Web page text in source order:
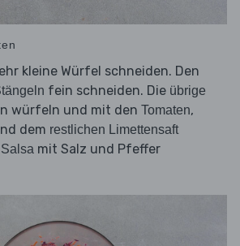
kleine Würfel schneiden. Den
fein schneiden. Die übrige
würfeln und mit den Tomaten,
dem restlichen Limettensaft
Salsa mit Salz und Pfeffer